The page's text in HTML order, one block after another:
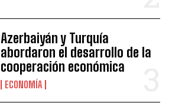
Azerbaiyán y Turquía
abordaron el desarrollo de la
cooperación económica
ECONOMÍA